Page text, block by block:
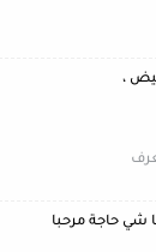
شي حاجة مرحبا